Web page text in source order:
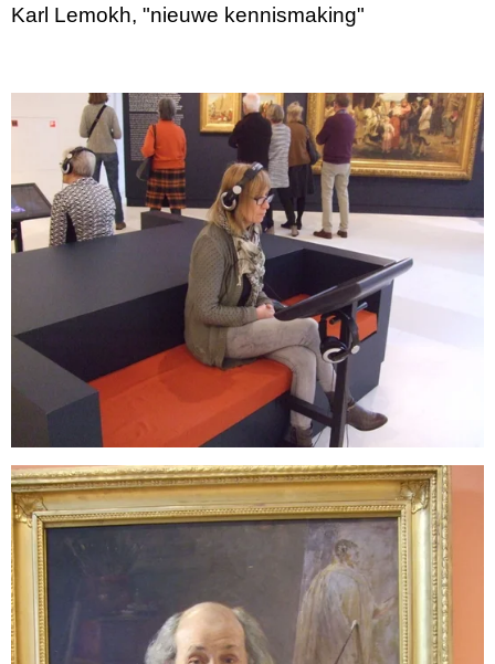
Karl Lemokh, "nieuwe kennismaking"